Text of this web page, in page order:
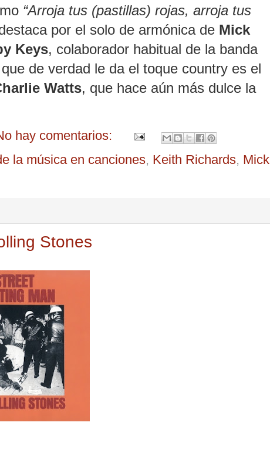
“Arroja tus (pastillas) rojas, arroja tus
por el solo de armónica de Mick
Keys, colaborador habitual de la banda
de verdad le da el toque country es el
Watts, que hace aún más dulce la
hay comentarios:
la música en canciones, Keith Richards, Mick
Stones